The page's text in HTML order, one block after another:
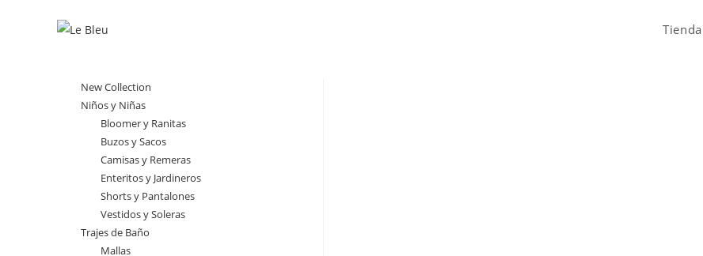
Tienda
New Collection
Niños y Niñas
Bloomer y Ranitas
Buzos y Sacos
Camisas y Remeras
Enteritos y Jardineros
Shorts y Pantalones
Vestidos y Soleras
Trajes de Baño
Mallas